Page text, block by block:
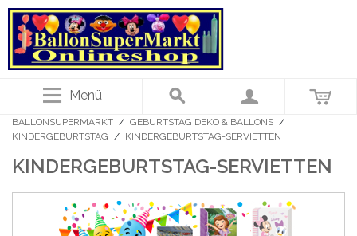
Menü
BALLONSUPERMARKT / GEBURTSTAG DEKO & BALLONS /
KINDERGEBURTSTAG / KINDERGEBURTSTAG-SERVIETTEN
KINDERGEBURTSTAG-SERVIETTEN